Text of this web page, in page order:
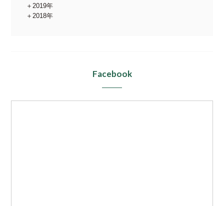
2019年
2018年
Facebook